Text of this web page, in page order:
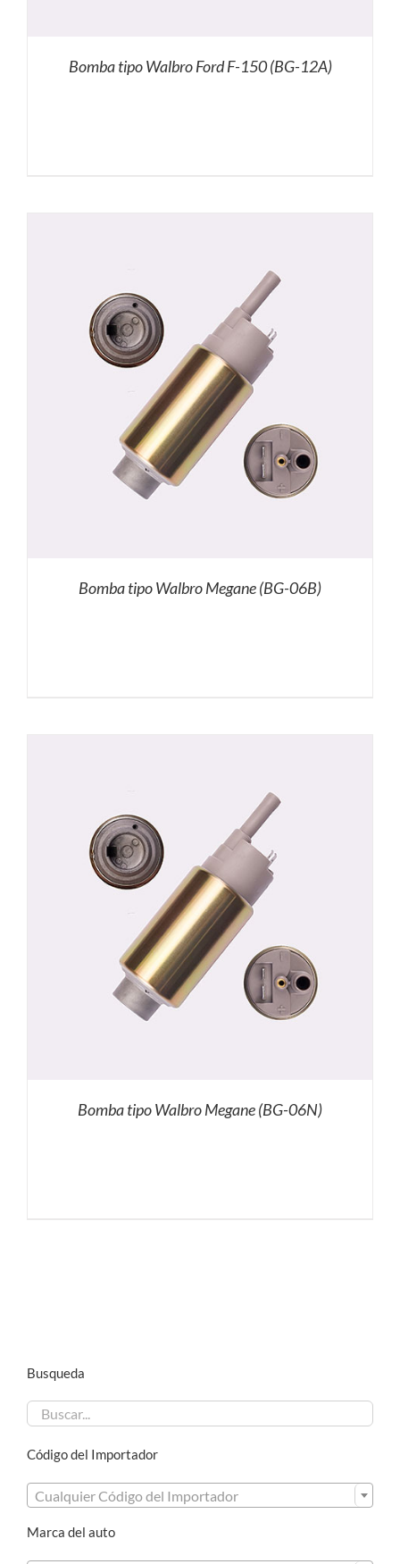
Bomba tipo Walbro Ford F-150 (BG-12A)
Bomba tipo Walbro Megane (BG-06B)
Bomba tipo Walbro Megane (BG-06N)
Busqueda
Código del Importador
Cualquier Código del Importador
Marca del auto